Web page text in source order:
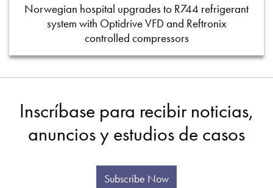
Norwegian hospital upgrades to R744 refrigerant
system with Optidrive VFD and Reftronix
controlled compressors
Inscríbase para recibir noticias,
anuncios y estudios de casos
Subscribe Now